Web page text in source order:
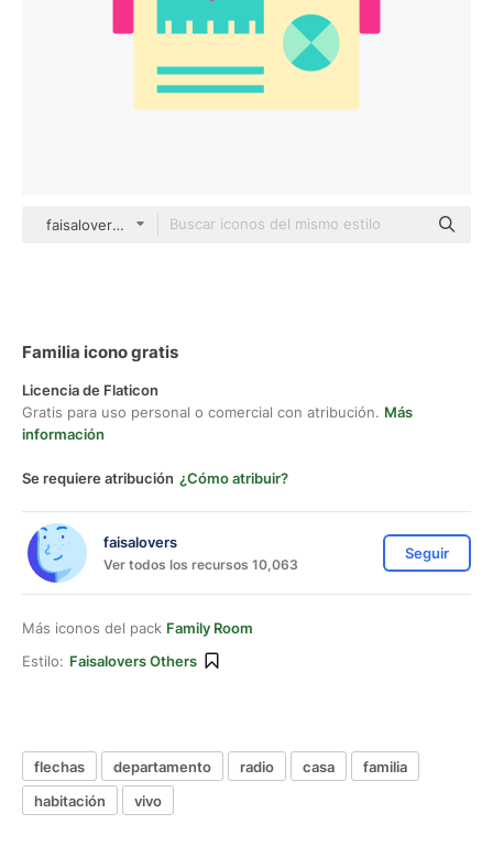
faisalovers Others
Familia icono gratis
Licencia de Flaticon
Gratis para uso personal o comercial con atribución. Más
información
Se requiere atribución ¿Cómo atribuir?
faisalovers
Ver todos los recursos 10,063
Seguir
Más iconos del pack Family Room
Estilo: Faisalovers Others
flechas departamento radio casa
familia
habitación
vivo